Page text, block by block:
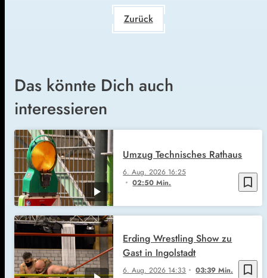
Zurück
Das könnte Dich auch
interessieren
bookmark_border
6. Aug. 2026 16:25
02:50 Min.
Umzug Technisches Rathaus
bookmark_border
6. Aug. 2026 14:33 03:39 Min.
Erding Wrestling Show zu
Gast in Ingolstadt